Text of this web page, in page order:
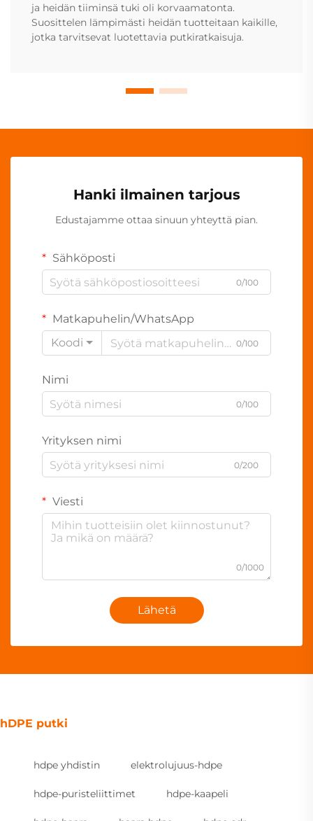
ja heidän tiiminsä tuki oli korvaamatonta.
Suosittelen lämpimästi heidän tuotteitaan kaikille,
jotka tarvitsevat luotettavia putkiratkaisuja.
Hanki ilmainen tarjous
Edustajamme ottaa sinuun yhteyttä pian.
Sähköposti
0/100
Matkapuhelin/WhatsApp
Koodi
0/100
Nimi
0/100
Yrityksen nimi
0/200
Viesti
0/1000
Lähetä
hDPE putki
hdpe yhdistin elektrolujuus-hdpe
hdpe-puristeliittimet hdpe-kaapeli